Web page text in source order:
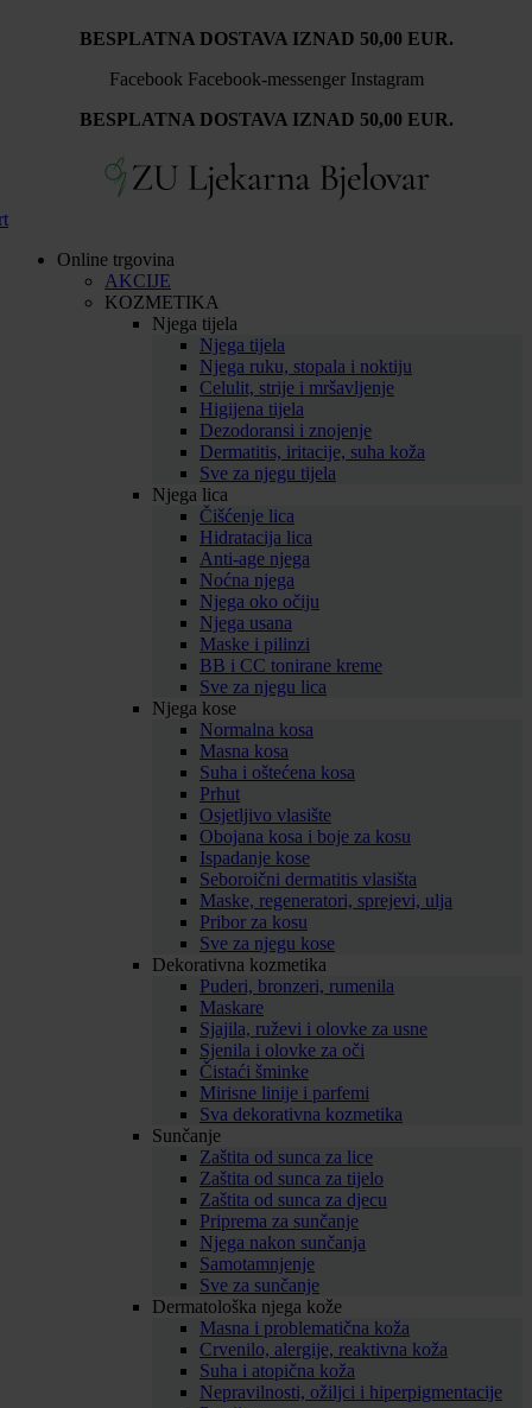
BESPLATNA DOSTAVA IZNAD 50,00 EUR.
Facebook Facebook-messenger Instagram
BESPLATNA DOSTAVA IZNAD 50,00 EUR.
Online trgovina
AKCIJE
KOZMETIKA
Njega tijela
Njega tijela
Njega ruku, stopala i noktiju
Celulit, strije i mršavljenje
Higijena tijela
Dezodoransi i znojenje
Dermatitis, iritacije, suha koža
Sve za njegu tijela
Njega lica
Čišćenje lica
Hidratacija lica
Anti-age njega
Noćna njega
Njega oko očiju
Njega usana
Maske i pilinzi
BB i CC tonirane kreme
Sve za njegu lica
Njega kose
Normalna kosa
Masna kosa
Suha i oštećena kosa
Prhut
Osjetljivo vlasište
Obojana kosa i boje za kosu
Ispadanje kose
Seboroični dermatitis vlasišta
Maske, regeneratori, sprejevi, ulja
Pribor za kosu
Sve za njegu kose
Dekorativna kozmetika
Puderi, bronzeri, rumenila
Maskare
Sjajila, ruževi i olovke za usne
Sjenila i olovke za oči
Čistaći šminke
Mirisne linije i parfemi
Sva dekorativna kozmetika
Sunčanje
Zaštita od sunca za lice
Zaštita od sunca za tijelo
Zaštita od sunca za djecu
Priprema za sunčanje
Njega nakon sunčanja
Samotamnjenje
Sve za sunčanje
Dermatološka njega kože
Masna i problematična koža
Crvenilo, alergije, reaktivna koža
Suha i atopična koža
Nepravilnosti, ožiljci i hiperpigmentacije